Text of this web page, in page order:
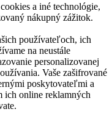
a iné technológie,
nákupný zážitok.
používateľoch, ich
na neustále
personalizovanej
Vaše zašifrované
poskytovateľmi a
ich online reklamných